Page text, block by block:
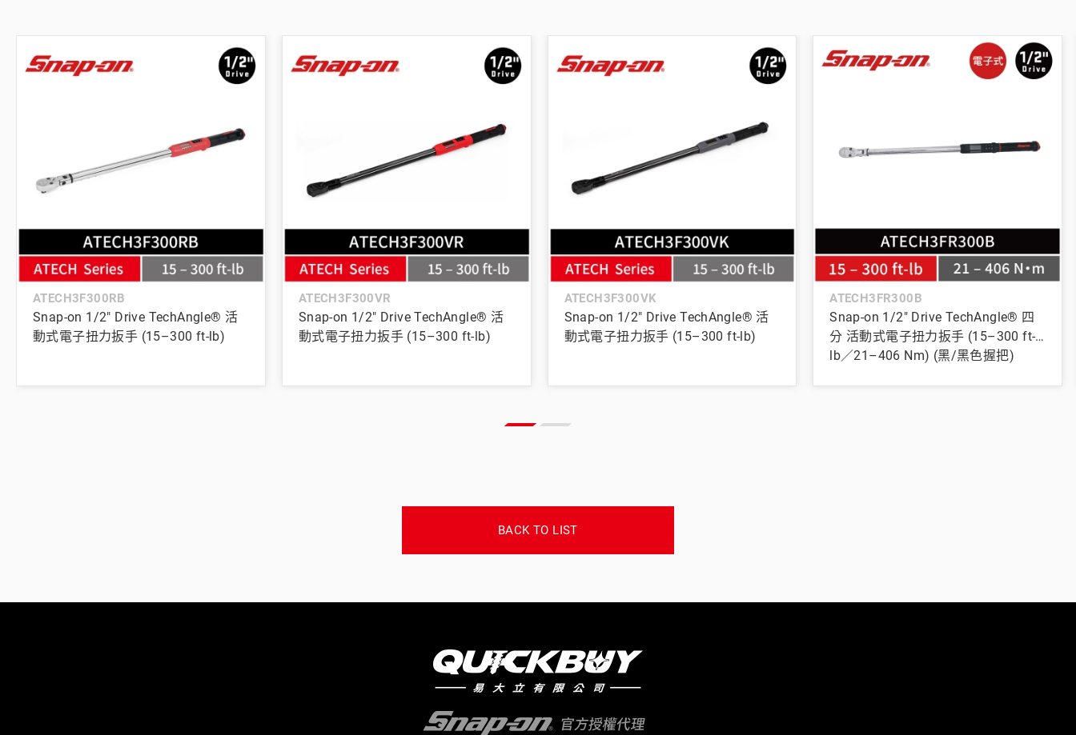
ATECH3F300RB
Snap-on 1/2" Drive TechAngle® 活
動式電子扭力扳手 (15–300 ft-lb)
ATECH3F300VR
Snap-on 1/2" Drive TechAngle® 活
動式電子扭力扳手 (15–300 ft-lb)
ATECH3F300VK
Snap-on 1/2" Drive TechAngle® 活
動式電子扭力扳手 (15–300 ft-lb)
ATECH3FR300B
Snap-on 1/2" Drive TechAngle® 四
分 活動式電子扭力扳手 (15–300 ft-
lb／21–406 Nm) (黑/黑色握把)
BACK TO LIST